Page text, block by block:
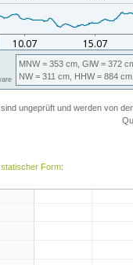
statischer Form: